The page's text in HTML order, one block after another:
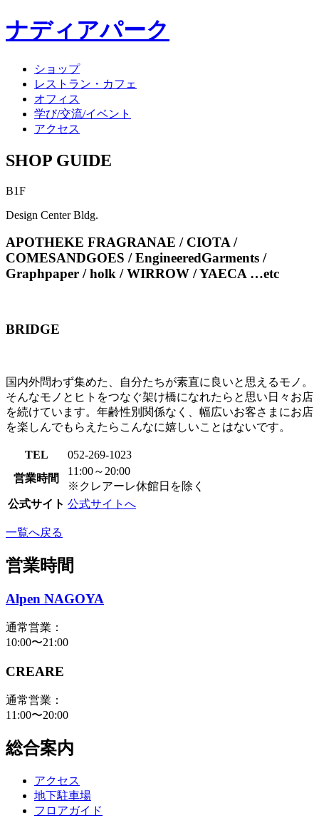
ナディアパーク
ショップ
レストラン・カフェ
オフィス
学び/交流/イベント
アクセス
SHOP GUIDE
B1F
Design Center Bldg.
APOTHEKE FRAGRANAE / CIOTA /
COMESANDGOES / EngineeredGarments /
Graphpaper / holk / WIRROW / YAECA …etc
BRIDGE
国内外問わず集めた、自分たちが素直に良いと思えるモノ。
そんなモノとヒトをつなぐ架け橋になれたらと思い日々お店
を続けています。年齢性別関係なく、幅広いお客さまにお店
を楽しんでもらえたらこんなに嬉しいことはないです。
TEL
052-269-1023
営業時間
11:00～20:00
※クレアーレ休館日を除く
公式サイト 公式サイトへ
一覧へ戻る
営業時間
Alpen NAGOYA
通常営業：
10:00〜21:00
CREARE
通常営業：
11:00〜20:00
総合案内
アクセス
地下駐車場
フロアガイド